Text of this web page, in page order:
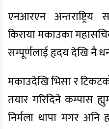
एनआरएन
किराया मकाउका
सम्पूर्णलाई हृदय देखि नै
मकाउदेखि भिसा र
तयार गरिदिने कम्पास
निर्मला थापा मगर